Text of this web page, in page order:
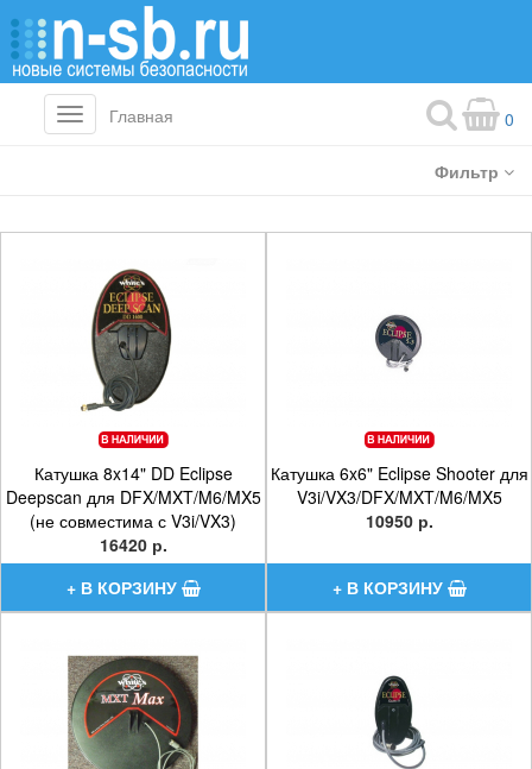
Toggle
navigation
Главная 0
Фильтр
Катушка 8x14" DD Eclipse
Deepscan для DFX/MXT/M6/MX5
(не совместима с V3i/VX3)
16420 р.
Катушка 6x6" Eclipse Shooter для
V3i/VX3/DFX/MXT/M6/MX5
10950 р.